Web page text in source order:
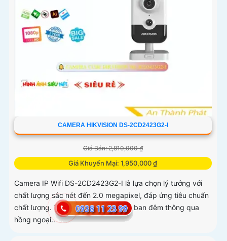
CAMERA HIKVISION DS-2CD2423G2-I
Giá Bán: 2,810,000 ₫
Giá Khuyến Mại: 1,950,000 ₫
Camera IP Wifi DS-2CD2423G2-I là lựa chọn lý tưởng với
chất lượng sắc nét đến 2.0 megapixel, đáp ứng tiêu chuẩn
chất lượng. Với khả năng xem được ban đêm thông qua
hồng ngoại...